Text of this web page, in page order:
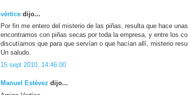
vértice dijo...
Por fin me entero del misterio de las piñas, resulta que hace
encontramos con piñas secas por toda la empresa, y entre los
discutíamos que para que servían o que hacían allí, misterio
Un saludo.
15 sept 2010, 14:46:00
Manuel Estévez dijo...